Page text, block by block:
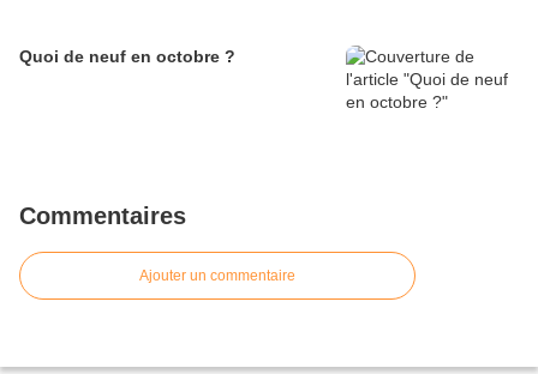
Quoi de neuf en octobre ?
Commentaires
Ajouter un commentaire